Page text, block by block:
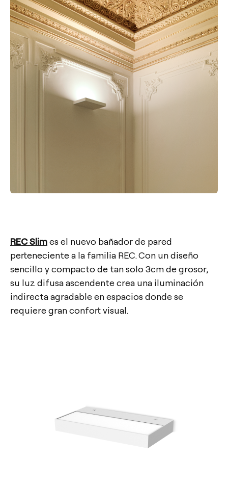
REC Slimes el nuevo bañador de pared
perteneciente a la familia REC. Con un diseño
sencillo y compacto de tan solo 3cm de grosor,
su luz difusa ascendente crea una iluminación
indirecta agradable en espacios donde se
requiere gran confort visual.